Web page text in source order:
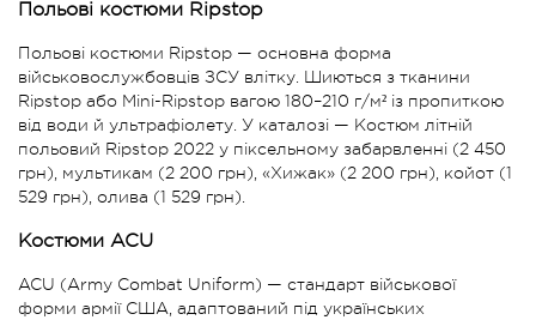
Польові костюми Ripstop
Польові костюми Ripstop — основна форма
військовослужбовців ЗСУ влітку. Шиються з тканини
Ripstop або Mini-Ripstop вагою 180–210 г/м² із пропиткою
від води й ультрафіолету. У каталозі — Костюм літній
польовий Ripstop 2022 у піксельному забарвленні (2 450
грн), мультикам (2 200 грн), «Хижак» (2 200 грн), койот (1
529 грн), олива (1 529 грн).
Костюми ACU
ACU (Army Combat Uniform) — стандарт військової
форми армії США, адаптований під українських